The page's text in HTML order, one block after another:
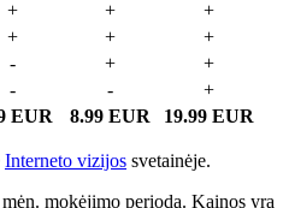
+ +
+
+ +
+
- +
+
- -
+
EUR 8.99 EUR 19.99 EUR
Interneto vizijos svetainėje.
mokėjimo periodą. Kainos yra